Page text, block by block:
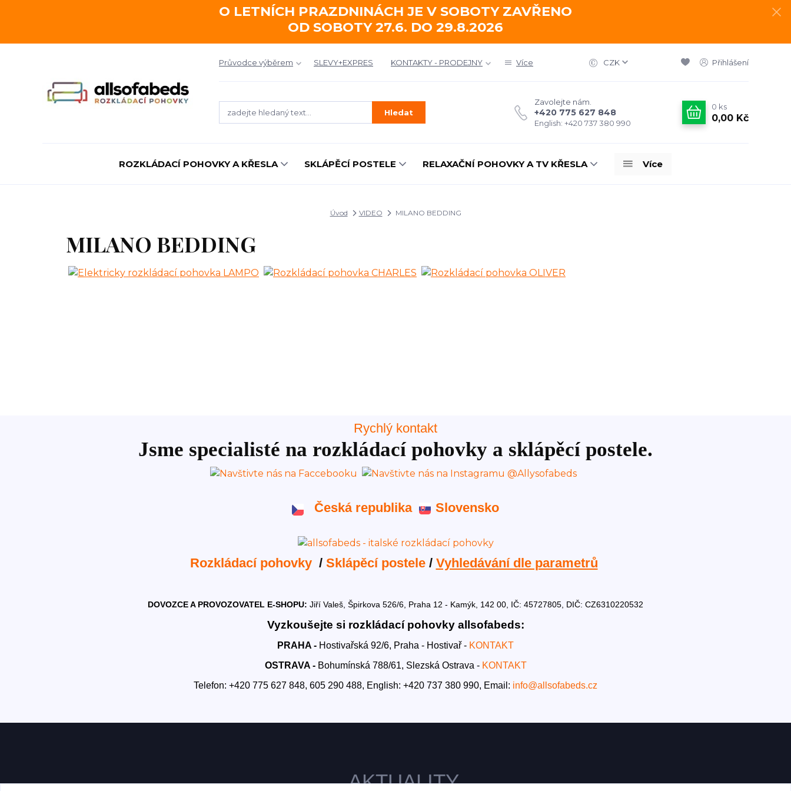
O LETNÍCH PRAZDNINÁCH JE V SOBOTY ZAVŘENO
OD SOBOTY 27.6. DO 29.8.2026
Průvodce výběrem SLEVY+EXPRES KONTAKTY - PRODEJNY Více CZK Přihlášení
Hledat
Zavolejte nám.
+420 775 627 848
English: +420 737 380 990
0 ks
0,00 Kč
ROZKLÁDACÍ POHOVKY A KŘESLA SKLÁPĚCÍ POSTELE RELAXAČNÍ POHOVKY A TV KŘESLA Více
Úvod VIDEO MILANO BEDDING
MILANO BEDDING
Rychlý kontakt
Jsme specialisté na rozkládací pohovky a sklápěcí postele.
Česká republika Slovensko
Rozkládací pohovky / Sklápěcí postele/ Vyhledávání dle parametrů
DOVOZCE A PROVOZOVATEL E-SHOPU: Jiří Valeš, Špirkova 526/6, Praha 12 - Kamýk, 142 00, IČ: 45727805, DIČ: CZ6310220532
Vyzkoušejte si rozkládací pohovky allsofabeds:
PRAHA - Hostivařská 92/6, Praha - Hostivař - KONTAKT
OSTRAVA - Bohumínská 788/61, Slezská Ostrava - KONTAKT
Telefon: +420 775 627 848, 605 290 488, English: +420 737 380 990, Email: info@allsofabeds.cz
AKTUALITY